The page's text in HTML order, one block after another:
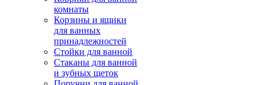
комнаты
Корзины и ящики
для ванных
принадлежностей
Стойки для ванной
Стаканы для ванной
и зубных щеток